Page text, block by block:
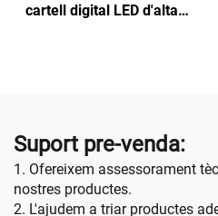
cartell digital LED d'alta
Suport pre-venda:
1. Ofereixem assessorament
nostres productes.
2. L'ajudem a triar productes